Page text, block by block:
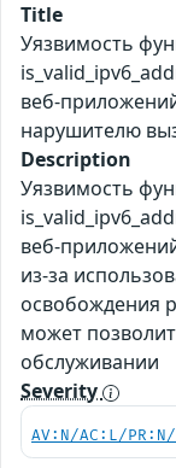
Title
Уязвимость
веб-
нарушителю
Description
Уязвимость
веб-
из-за
освобождения
может
обслуживании
Severity
AV:N/AC:L/